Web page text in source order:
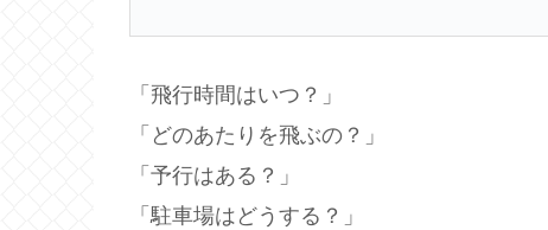
「飛行時間はいつ？」
「どのあたりを飛ぶの？」
「予行はある？」
「駐車場はどうする？」